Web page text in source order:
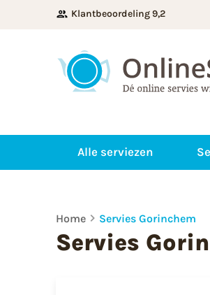
Klantbeoordeling 9,2
Alle serviezen
Home Servies Gorinchem
Servies